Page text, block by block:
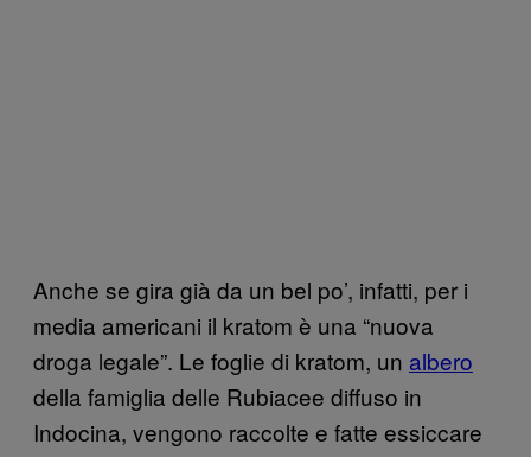
Anche se gira già da un bel po’, infatti, per i
media americani il kratom è una “nuova
droga legale”. Le foglie di kratom, un albero
della famiglia delle Rubiacee diffuso in
Indocina, vengono raccolte e fatte essiccare